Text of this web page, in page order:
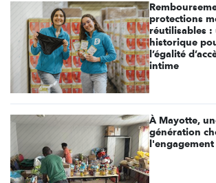
protections
réutilisables :
historique
l’égalité
intime
À Mayotte,
génération
l'engagement